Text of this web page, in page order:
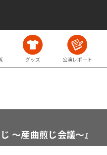
グッズ 公演レポート
～産曲煎じ会議～』